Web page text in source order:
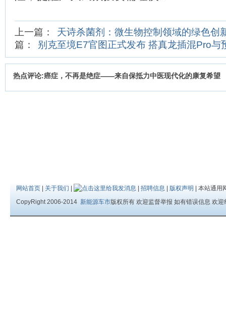
上一篇：
天诗杀菌剂：微生物控制领域的绿色创
篇：
别克至境E7官图正式发布 搭真龙插混Pro与
热点评论:癌症，不再是绝症——来自保抵力中医现代化的康复希望
网站首页 关于我们 招聘信息 版权声明
| 本站通用
CopyRight 2006-2014 新能源车市版权所有 欢迎监督举报 如有错误信息 欢迎